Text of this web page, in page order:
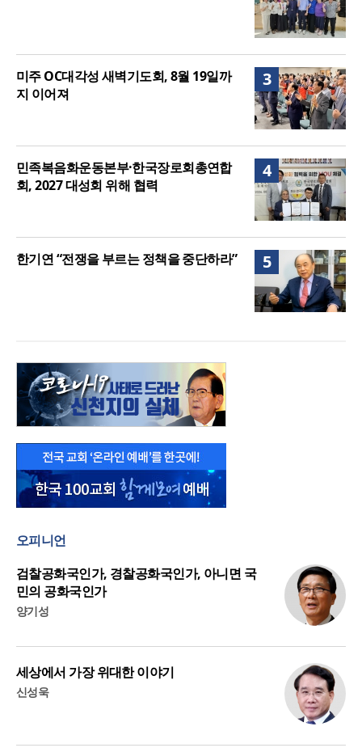
3
미주 OC대각성 새벽기도회, 8월 19일까
지 이어져
4
민족복음화운동본부·한국장로회총연합
회, 2027 대성회 위해 협력
5
한기연 “전쟁을 부르는 정책을 중단하라”
오피니언
검찰공화국인가, 경찰공화국인가, 아니면 국
민의 공화국인가
양기성
세상에서 가장 위대한 이야기
신성욱